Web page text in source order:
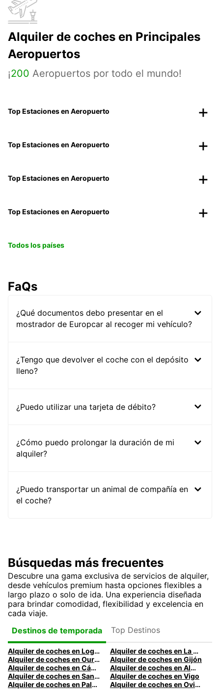
Alquiler de coches en Principales
Aeropuertos
¡200 Aeropuertos por todo el mundo!
Top Estaciones en Aeropuerto
Top Estaciones en Aeropuerto
Top Estaciones en Aeropuerto
Top Estaciones en Aeropuerto
Todos los países
FaQs
¿Qué documentos debo presentar en el
mostrador de Europcar al recoger mi vehículo?
¿Tengo que devolver el coche con el depósito
lleno?
¿Puedo utilizar una tarjeta de débito?
¿Cómo puedo prolongar la duración de mi
alquiler?
¿Puedo transportar un animal de compañía en
el coche?
Búsquedas más frecuentes
Descubre una gama exclusiva de servicios de alquiler,
desde vehículos premium hasta opciones flexibles a
largo plazo o solo de ida. Una experiencia diseñada
para brindar comodidad, flexibilidad y excelencia en
cada viaje.
Destinos de temporada
Top Destinos
Alquiler de coches en Logroño
Alquiler de coches en La Coruña
Alquiler de coches en Ourense
Alquiler de coches en Gijón
Alquiler de coches en Cádiz
Alquiler de coches en Almería
Alquiler de coches en Santander
Alquiler de coches en Vigo
Alquiler de coches en Palma
Alquiler de coches en Oviedo